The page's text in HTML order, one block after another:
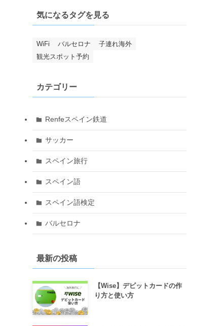
気になるタグを見る
WiFi バルセロナ
子連れ海外
観光スポット予約
カテゴリー
Renfeスペイン鉄道
サッカー
スペイン旅行
スペイン語
スペイン語検定
バルセロナ
最新の投稿
【Wise】デビットカードの作
り方と使い方